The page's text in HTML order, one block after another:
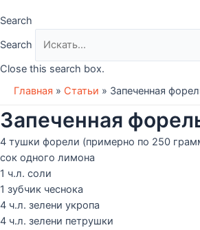
Search
Search
Close this search box.
Главная » Статьи » Запеченная
Запеченная
4 тушки форели (примерно по 250
сок одного лимона
1 ч.л. соли
1 зубчик чеснока
4 ч.л. зелени укропа
4 ч.л. зелени петрушки